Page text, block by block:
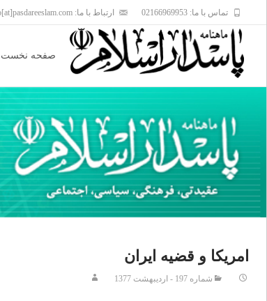
تماس با ما: 02166969953 ارتباط با ما: info[at]pasdareeslam.com
content
صفحه نخست
امريكا و قضيه ايران
شماره 197 - اردیبهشت 1377